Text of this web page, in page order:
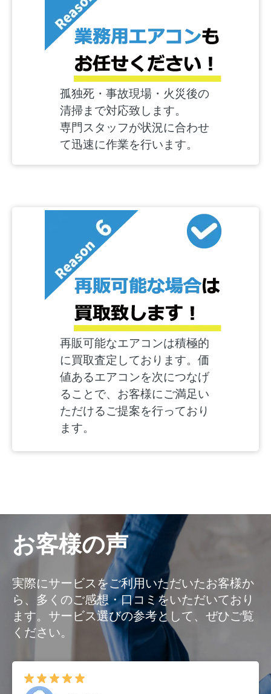
孤独死・事故現場・火災後の
清掃まで対応致します。
専門スタッフが状況に合わせ
て迅速に作業を行います。
再販可能なエアコンは積極的
に買取査定しております。価
値あるエアコンを次につなげ
ることで、お客様にご満足い
ただけるご提案を行っており
ます。
お客様の声
実際にサービスをご利用いただいたお客様か
ら、多くのご感想・口コミをいただいており
ます。サービス選びの参考として、ぜひご覧
ください。